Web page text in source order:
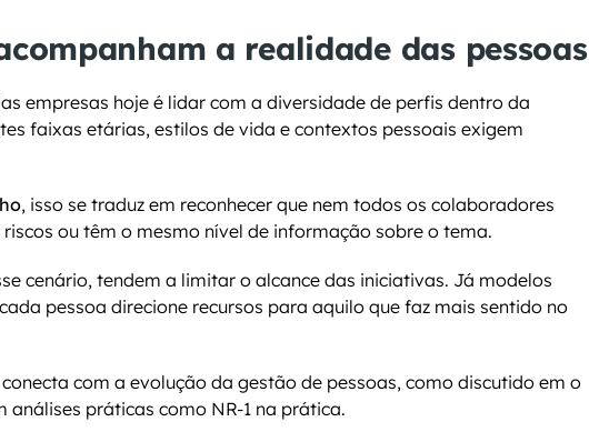
a realidade das pessoas
empresas hoje é lidar com a diversidade de perfis dentro da
faixas etárias, estilos de vida e contextos pessoais exigem
, isso se traduz em reconhecer que nem todos os colaboradores
ou têm o mesmo nível de informação sobre o tema.
cenário, tendem a limitar o alcance das iniciativas. Já modelos
pessoa direcione recursos para aquilo que faz mais sentido no
com a evolução da gestão de pessoas, como discutido em o
análises práticas como NR-1 na prática.